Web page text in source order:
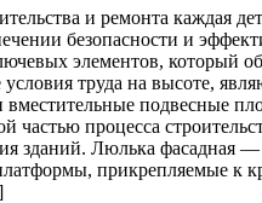
и ремонта каждая
безопасности и
элементов, который
труда на высоте,
подвесные
частью процесса
зданий. Люлька фасадная —
прикрепляемые к